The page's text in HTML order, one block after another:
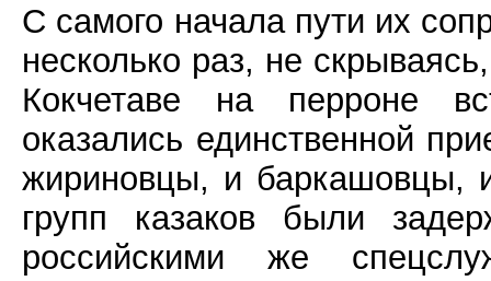
С самого начала пути их
несколько раз, не
Кокчетаве на перроне
оказались единственной
жириновцы, и баркашовцы,
групп казаков были
российскими же